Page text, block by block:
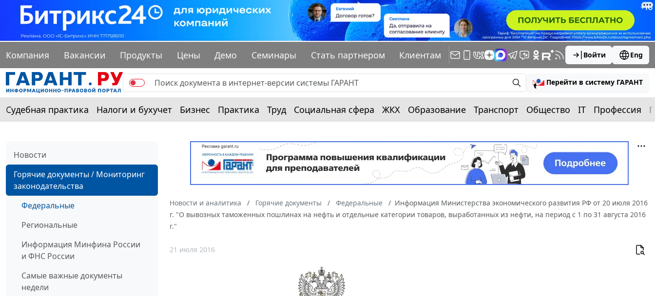
Компания Вакансии Продукты Цены Демо Семинары Стать партнером Клиентам Войти Eng
Перейти в систему ГАРАНТ
Судебная практика Налоги и бухучет Бизнес Практика Труд Социальная сфера ЖКХ Образование Транспорт Общество IT Профессия
Новости
Горячие документы / Мониторинг
законодательства
Федеральные
Региональные
Информация Минфина России
и ФНС России
Самые важные документы
недели
Новости и аналитика Горячие документы Федеральные
Информация Министерства экономического развития РФ от 20 июля 2016
г. "О вывозных таможенных пошлинах на нефть и отдельные категории товаров, выработанных из нефти, на период с 1 по 31 августа 2016
г."
21 июля 2016